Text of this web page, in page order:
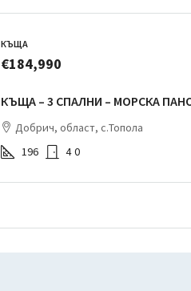
КЪЩА
€184,990
КЪЩА – 3 СПАЛНИ – МОРСКА
Добрич, област, с.Топола
196
4 0